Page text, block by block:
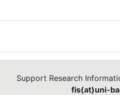
Support Research
fis(at)uni-